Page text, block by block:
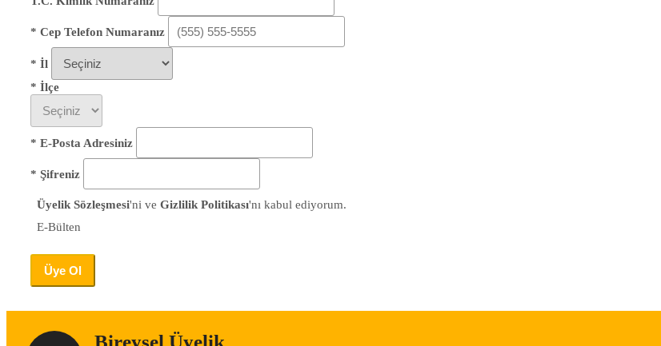
* Cep Telefon Numaranız
* İl
* İlçe
* E-Posta Adresiniz
* Şifreniz
Üyelik Sözleşmesi'ni ve Gizlilik Politikası'nı kabul ediyorum.
E-Bülten
Üye Ol
Bireysel Üyelik